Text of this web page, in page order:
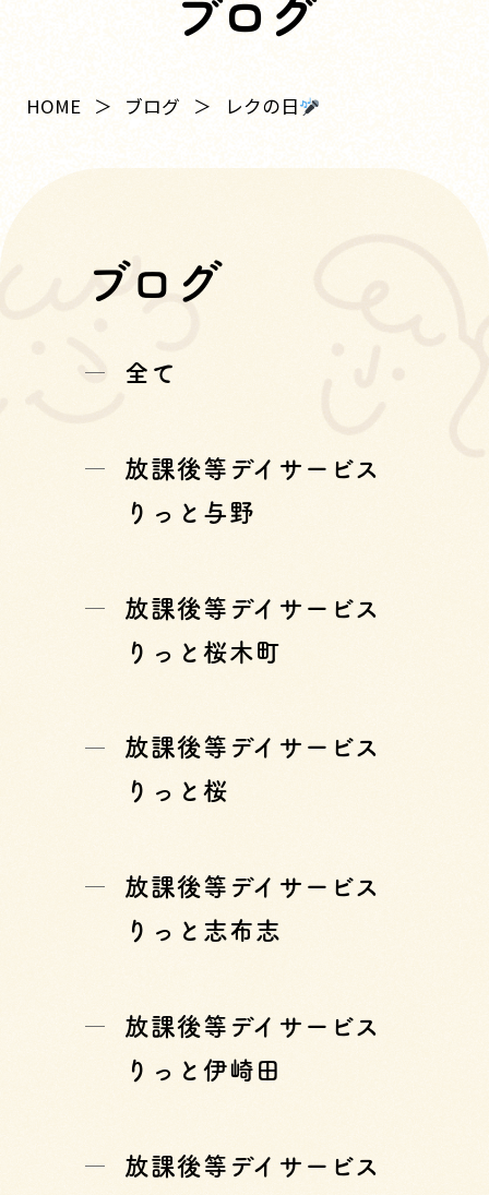
ブログ
HOME ブログ レクの日
ブログ
全て
放課後等デイサービス
りっと与野
放課後等デイサービス
りっと桜木町
放課後等デイサービス
りっと桜
放課後等デイサービス
りっと志布志
放課後等デイサービス
りっと伊崎田
放課後等デイサービス